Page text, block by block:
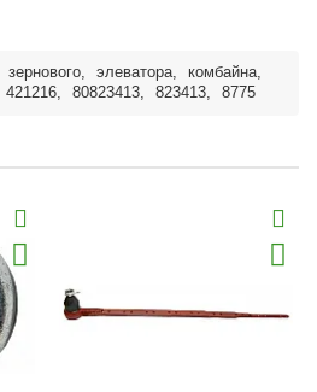
зернового, элеватора, комбайна,
421216, 80823413, 823413, 8775